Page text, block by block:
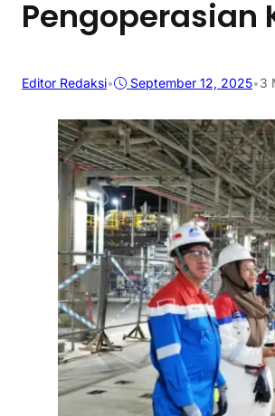
Pengoperasian
Editor Redaksi• September 12, 2025•3